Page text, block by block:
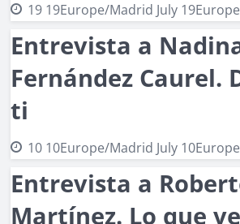
19 19Europe/Madrid July
Entrevista a
Fernández Caurel.
ti
10 10Europe/Madrid July
Entrevista a
Martínez. Lo que